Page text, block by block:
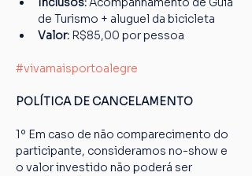
de Turismo + aluguel da bicicleta
Valor: R$85,00 por pessoa
#vivamaisportoalegre
POLÍTICA DE CANCELAMENTO
1º Em caso de não comparecimento do
participante, consideramos no-show e
o valor investido não poderá ser